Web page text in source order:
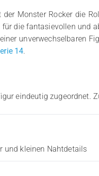
Monster Rocker die
die fantasievollen und
unverwechselbaren
14.
eindeutig zugeordnet.
und kleinen Nahtdetails